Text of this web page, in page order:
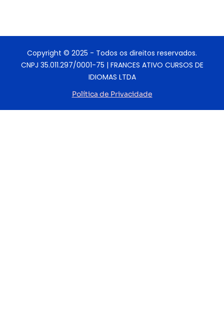
Copyright © 2025 - Todos os direitos reservados.
CNPJ 35.011.297/0001-75 | FRANCES ATIVO CURSOS DE
IDIOMAS LTDA
Política de Privacidade